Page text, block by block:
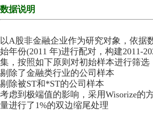
数据说明
以A股非金融企业作为研究对象，依据
始年份(2011 年)进行配对，构建2011-
集，按照如下原则对初始样本进行筛选
剔除了金融类行业的公司样本
剔除被ST和*ST的公司样本
考虑到极端值的影响，采用Wisorize的
量进行了1%的双边缩尾处理